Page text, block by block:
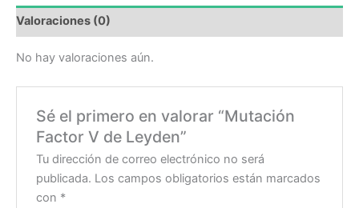
Valoraciones (0)
No hay valoraciones aún.
Sé el primero en valorar “Mutación
Factor V de Leyden”
Tu dirección de correo electrónico no será
publicada. Los campos obligatorios están marcados
con *